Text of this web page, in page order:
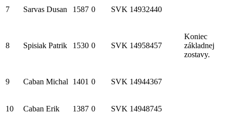
7 Sarvas Dusan 1587 0 SVK 14932440
8 Spisiak Patrik 1530 0 SVK 14958457
Koniec
základnej
zostavy.
9 Caban Michal 1401 0 SVK 14944367
10 Caban Erik 1387 0 SVK 14948745